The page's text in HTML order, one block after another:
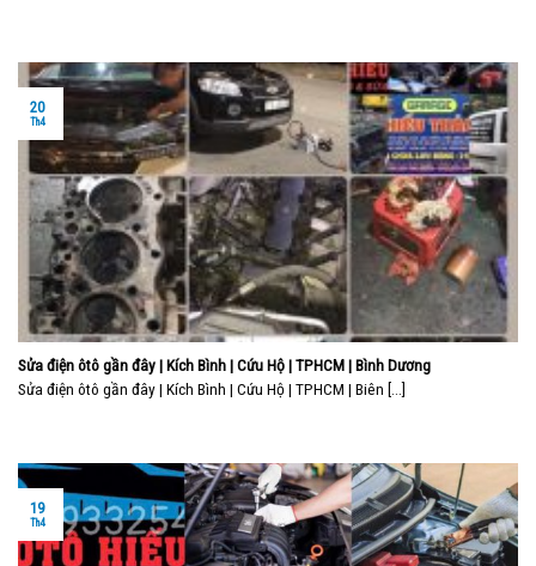
Sửa điện ôtô gần đây | Kích Bình | Cứu Hộ | TPHCM | Bình Dương
Sửa điện ôtô gần đây | Kích Bình | Cứu Hộ | TPHCM | Biên [...]
20
Th4
19
Th4